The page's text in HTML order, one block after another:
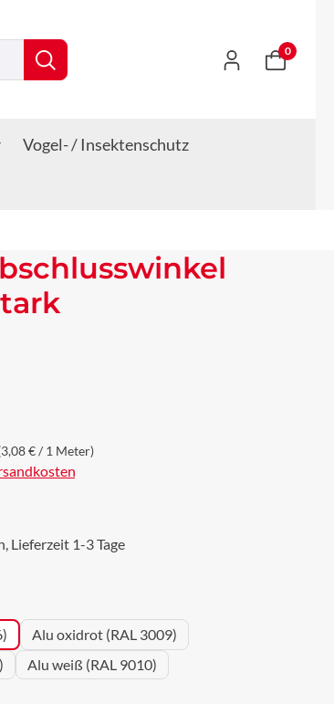
0
Vogel- / Insektenschutz
€ / 1 Meter)
Lieferzeit 1-3 Tage
Alu oxidrot (RAL 3009)
Alu weiß (RAL 9010)